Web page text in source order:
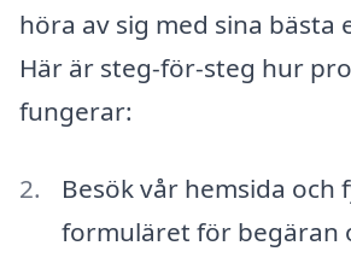
höra av sig med sina bästa
Här är steg-för-steg hur
fungerar:
Besök vår hemsida och
formuläret för begäran